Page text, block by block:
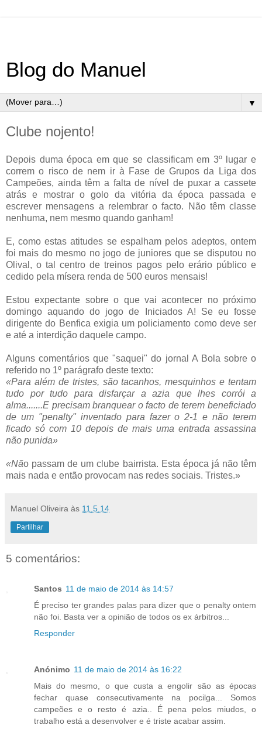
Blog do Manuel
▼
Clube nojento!
Depois duma época em que se classificam em 3º lugar e
correm o risco de nem ir à Fase de Grupos da Liga dos
Campeões, ainda têm a falta de nível de puxar a cassete
atrás e mostrar o golo da vitória da época passada e
escrever mensagens a relembrar o facto. Não têm classe
nenhuma, nem mesmo quando ganham!
E, como estas atitudes se espalham pelos adeptos, ontem
foi mais do mesmo no jogo de juniores que se disputou no
Olival, o tal centro de treinos pagos pelo erário público e
cedido pela mísera renda de 500 euros mensais!
Estou expectante sobre o que vai acontecer no próximo
domingo aquando do jogo de Iniciados A! Se eu fosse
dirigente do Benfica exigia um policiamento como deve ser
e até a interdição daquele campo.
Alguns comentários que "saquei" do jornal A Bola sobre o
referido no 1º parágrafo deste texto:
«Para além de tristes, são tacanhos, mesquinhos e tentam
tudo por tudo para disfarçar a azia que lhes corrói a
alma.......E precisam branquear o facto de terem beneficiado
de um "penalty" inventado para fazer o 2-1 e não terem
ficado só com 10 depois de mais uma entrada assassina
não punida»
«Não passam de um clube bairrista. Esta época já não têm
mais nada e então provocam nas redes sociais. Tristes.»
Manuel Oliveira às 11.5.14
Partilhar
5 comentários:
Santos 11 de maio de 2014 às 14:57
É preciso ter grandes palas para dizer que o penalty ontem
não foi. Basta ver a opinião de todos os ex árbitros...
Responder
Anónimo 11 de maio de 2014 às 16:22
Mais do mesmo, o que custa a engolir são as épocas
fechar quase consecutivamente na pocilga... Somos
campeões e o resto é azia.. É pena pelos miudos, o
trabalho está a desenvolver e é triste acabar assim.